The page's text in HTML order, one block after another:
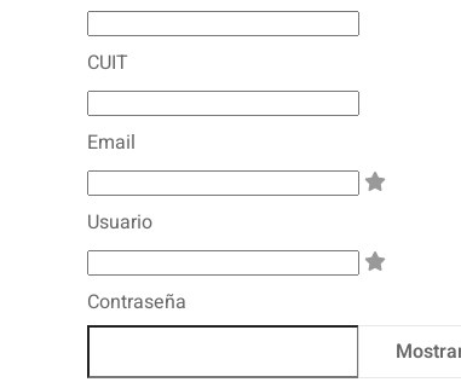
CUIT
Email
Usuario
Contraseña